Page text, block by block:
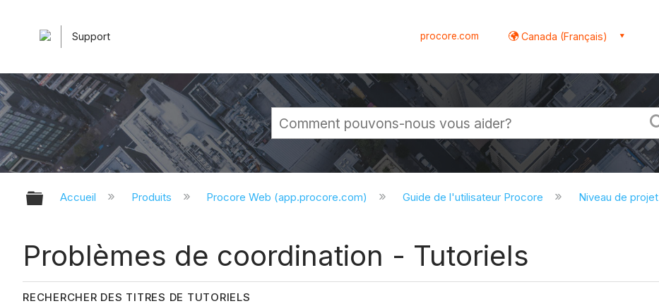
Support procore.com Canada (Français)
Développer/réduire la hiérarchie globale
Accueil Produits Procore Web (app.procore.com) Guide de l'utilisateur Procore Niveau de projet
Problèmes de coordination - Tutoriels
RECHERCHER DES TITRES DE TUTORIELS